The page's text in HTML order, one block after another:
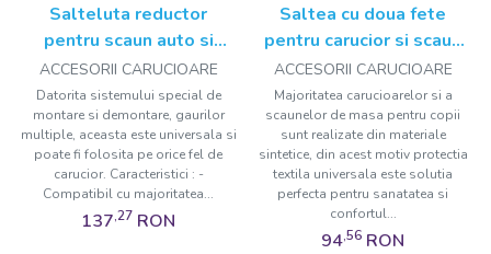
Salteluta reductor
pentru scaun auto si
carucior BabyJem
Thermal
ACCESORII CARUCIOARE
Datorita sistemului special de
montare si demontare, gaurilor
multiple, aceasta este universala si
poate fi folosita pe orice fel de
carucior. Caracteristici : -
Compatibil cu majoritatea...
137,27 RON
Saltea cu doua fete
pentru carucior si scaun
de masa Dots BabyJem
ACCESORII CARUCIOARE
Majoritatea carucioarelor si a
scaunelor de masa pentru copii
sunt realizate din materiale
sintetice, din acest motiv protectia
textila universala este solutia
perfecta pentru sanatatea si
confortul...
94,56 RON